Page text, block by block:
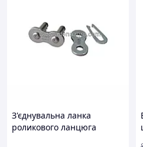
З'єднувальна ланка
роликового ланцюга